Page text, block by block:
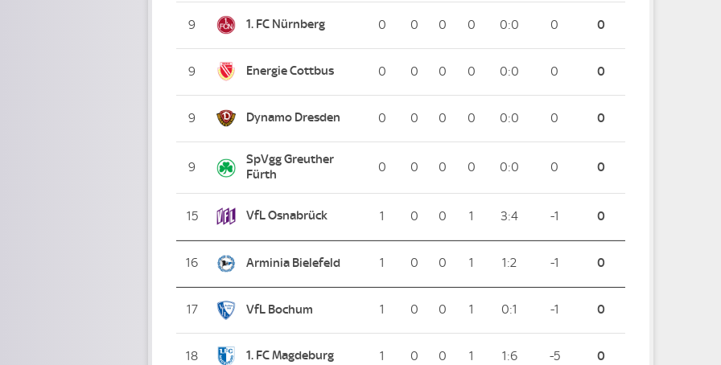
9 1. FC Nürnberg 0 0 0 0 0:0 0 0
9 Energie Cottbus 0 0 0 0 0:0 0 0
9 Dynamo Dresden 0 0 0 0 0:0 0 0
9
SpVgg Greuther
Fürth
0 0 0 0 0:0 0 0
15 VfL Osnabrück 1 0 0 1 3:4 -1 0
16 Arminia Bielefeld 1 0 0 1 1:2 -1 0
17 VfL Bochum 1 0 0 1 0:1 -1 0
18 1. FC Magdeburg 1 0 0 1 1:6 -5 0